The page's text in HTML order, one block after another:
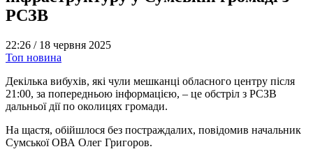
РСЗВ
22:26 / 18 червня 2025
Топ новина
Декілька вибухів, які чули мешканці обласного центру після
21:00, за попередньою інформацією, – це обстріл з РСЗВ
дальньої дії по околицях громади.
На щастя, обійшлося без постраждалих, повідомив начальник
Сумської ОВА Олег Григоров.